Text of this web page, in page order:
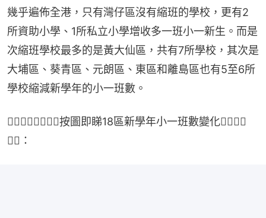
幾乎遍佈全港，只有灣仔區沒有縮班的學校，更有2
所資助小學、1所私立小學增收多一班小一新生。而是
次縮班學校最多的是黃大仙區，共有7所學校，其次是
大埔區、葵青區、元朗區、東區和離島區也有5至6所
學校縮減新學年的小一班數。
👇🏻👇🏻👇🏻👇🏻按圖即睇18區新學年小一班數變化👇🏻👇🏻
👇🏻：